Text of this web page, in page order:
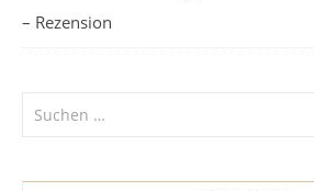
– Rezension